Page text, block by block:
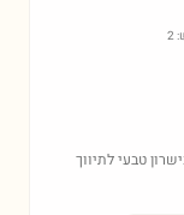
2
טבעי לתיווך